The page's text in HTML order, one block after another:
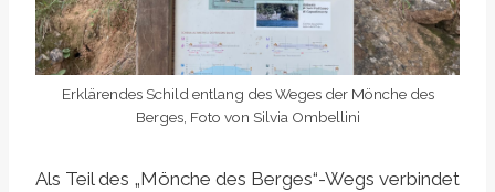
Erklärendes Schild entlang des Weges der Mönche des
Berges, Foto von Silvia Ombellini
Als Teil des „Mönche des Berges“-Wegs verbindet